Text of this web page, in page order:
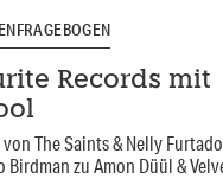
Records mit
The Saints & Nelly
Birdman zu Amon Düül &